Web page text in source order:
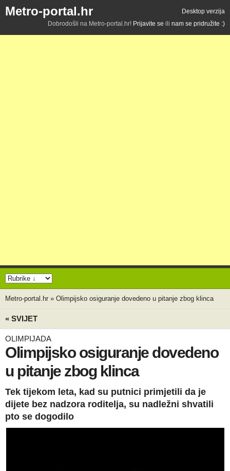
Metro-portal.hr
Desktop verzija
Dobrodošli na Metro-portal.hr! Prijavite se ili nam se pridružite :)
Metro-portal.hr » Olimpijsko osiguranje dovedeno u pitanje zbog klinca
« SVIJET
OLIMPIJADA
Olimpijsko osiguranje dovedeno
u pitanje zbog klinca
Tek tijekom leta, kad su putnici primjetili da je
dijete bez nadzora roditelja, su nadležni shvatili
pto se dogodilo